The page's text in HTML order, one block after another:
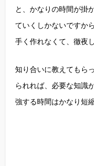
と、かなりの時間が掛
ていくしかないですか
手く作れなくて、徹夜
知り合いに教えてもら
られれば、必要な知識
強する時間はかなり短